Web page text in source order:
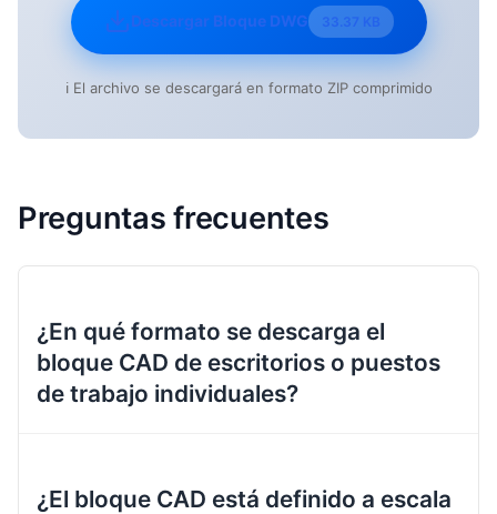
Descargar Bloque DWG 33.37 KB
ℹ️ El archivo se descargará en formato ZIP comprimido
Preguntas frecuentes
¿En qué formato se descarga el
bloque CAD de escritorios o puestos
de trabajo individuales?
¿El bloque CAD está definido a escala